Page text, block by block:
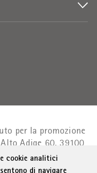
per la promozione
Adige 60, 39100
|administration-
cookie analitici